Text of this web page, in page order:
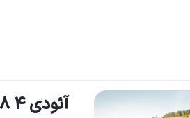
آئودی A8 4 در سدان نقره ای